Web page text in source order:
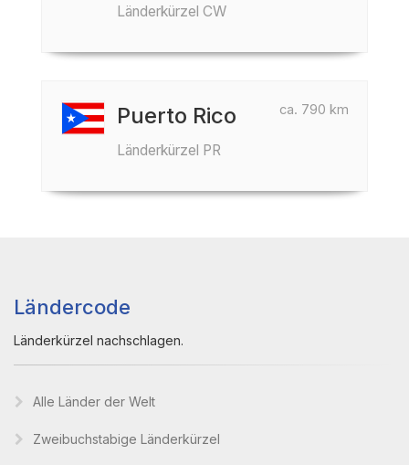
Länderkürzel CW
ca. 790 km
Puerto Rico
Länderkürzel PR
Ländercode
Länderkürzel nachschlagen.
Alle Länder der Welt
Zweibuchstabige Länderkürzel